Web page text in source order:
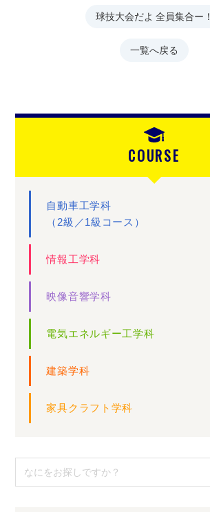
球技大会だよ 全員集合ー！
一覧へ戻る
COURSE
自動車工学科
（2級／1級コース）
情報工学科
映像音響学科
電気エネルギー工学科
建築学科
家具クラフト学科